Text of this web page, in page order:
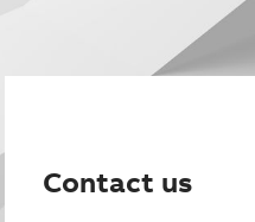
Contact us